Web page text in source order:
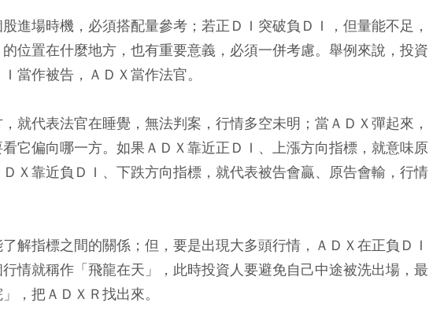
進場時機，必須搭配量參考；若正ＤＩ突破負ＤＩ，但量能不足，
位置在什麼地方，也有重要意義，必須一併考慮。舉例來說，投資
當作被告，ＡＤＸ當作法官。
就代表法官在睡覺，無法判案，行情多空未明；當ＡＤＸ彈起來，
它偏向哪一方。如果ＡＤＸ靠近正ＤＩ、上漲方向指標，就意味原
Ｘ靠近負ＤＩ、下跌方向指標，就代表被告會贏、原告會輸，行情
解指標之間的關係；但，要是出現大多頭行情，ＡＤＸ在正負ＤＩ
情就稱作「飛龍在天」，此時投資人要避免自己中途被洗出場，最
，把ＡＤＸＲ找出來。